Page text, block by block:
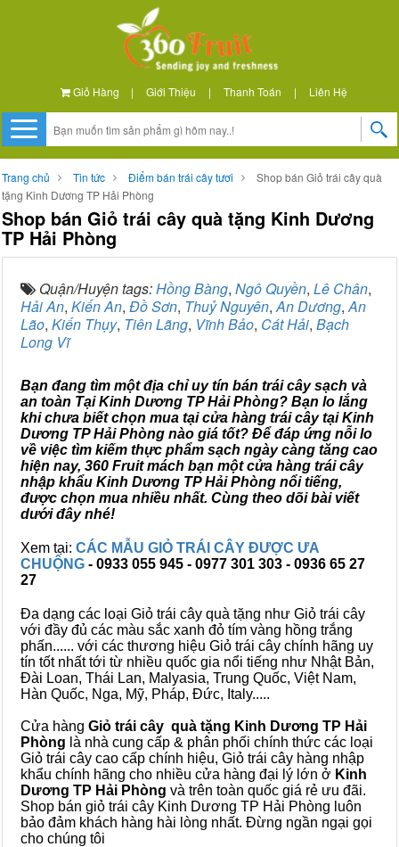
Giỏ Hàng | Giới Thiệu | Thanh Toán | Liên Hệ
Trang chủ Tin tức Điểm bán trái cây tươi
Shop bán Giỏ trái cây quà
tặng Kinh Dương TP Hải Phòng
Shop bán Giỏ trái cây quà tặng Kinh Dương
TP Hải Phòng
Quận/Huyện tags:Hồng Bàng, Ngô Quyền, Lê Chân,
Hải An, Kiến An, Đồ Sơn, Thuỷ Nguyên,An Dương,An
Lão, Kiến Thụy, Tiên Lãng, Vĩnh Bảo, Cát Hải, Bạch
Long Vĩ
Bạn đang tìm một địa chỉ uy tín bán trái cây sạch và
an toàn Tại Kinh Dương TP Hải Phòng? Bạn lo lắng
khi chưa biết chọn mua tại cửa hàng trái cây tại Kinh
Dương TP Hải Phòng nào giá tốt? Để đáp ứng nỗi lo
về việc tìm kiếm thực phẩm sạch ngày càng tăng cao
hiện nay, 360 Fruit mách bạn một cửa hàng trái cây
nhập khẩu Kinh Dương TP Hải Phòng nổi tiếng,
được chọn mua nhiều nhất. Cùng theo dõi bài viết
dưới đây nhé!
Xem tại: CÁC MẪU GIỎ TRÁI CÂY ĐƯỢC ƯA
CHUỘNG - 0933 055 945 - 0977 301 303 - 0936 65 27
27
Đa dạng các loại Giỏ trái cây quà tặng như Giỏ trái cây
với đầy đủ các màu sắc xanh đỏ tím vàng hồng trắng
phấn...... với các thương hiệu Giỏ trái cây chính hãng uy
tín tốt nhất tới từ nhiều quốc gia nổi tiếng như Nhật Bản,
Đài Loan, Thái Lan, Malyasia, Trung Quốc, Việt Nam,
Hàn Quốc, Nga, Mỹ, Pháp, Đức, Italy.....
Cửa hàng Giỏ trái cây quà tặng Kinh Dương TP Hải
Phòng là nhà cung cấp & phân phối chính thức các loại
Giỏ trái cây cao cấp chính hiệu, Giỏ trái cây hàng nhập
khẩu chính hãng cho nhiều cửa hàng đại lý lớn ở Kinh
Dương TP Hải Phòng và trên toàn quốc giá rẻ ưu đãi.
Shop bán giỏ trái cây Kinh Dương TP Hải Phòng luôn
bảo đảm khách hàng hài lòng nhất. Đừng ngần ngại gọi
cho chúng tôi